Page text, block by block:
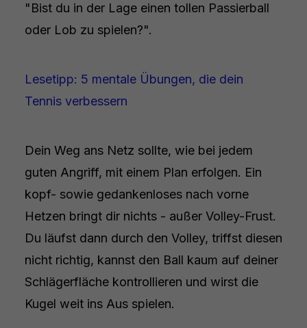
"Bist du in der Lage einen tollen Passierball
oder Lob zu spielen?".
Lesetipp: 5 mentale Übungen, die dein
Tennis verbessern
Dein Weg ans Netz sollte, wie bei jedem
guten Angriff, mit einem Plan erfolgen. Ein
kopf- sowie gedankenloses nach vorne
Hetzen bringt dir nichts - außer Volley-Frust.
Du läufst dann durch den Volley, triffst diesen
nicht richtig, kannst den Ball kaum auf deiner
Schlägerfläche kontrollieren und wirst die
Kugel weit ins Aus spielen.